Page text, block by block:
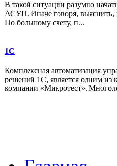
В такой ситуации разумно
АСУП. Иначе говоря, выяснить,
По большому счету, п...
1С
Комплексная автоматизация
решений 1С, является одним из
компании «Микротест».